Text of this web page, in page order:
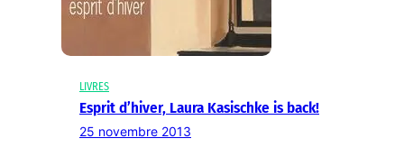
LIVRES
Esprit d’hiver, Laura Kasischke is back!
25 novembre 2013